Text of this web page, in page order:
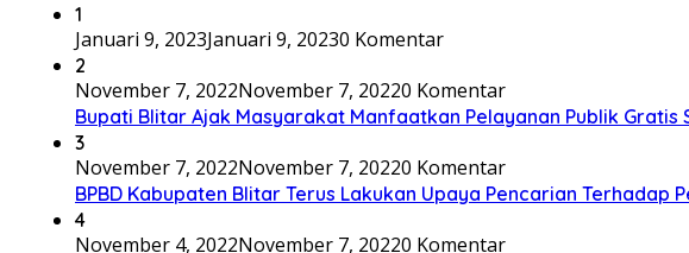
1
Januari 9, 2023Januari 9, 20230 Komentar
2
November 7, 2022November 7, 20220 Komentar
Bupati Blitar Ajak Masyarakat Manfaatkan Pelayanan Publik
3
November 7, 2022November 7, 20220 Komentar
BPBD Kabupaten Blitar Terus Lakukan Upaya Pencarian Terhadap
4
November 4, 2022November 7, 20220 Komentar